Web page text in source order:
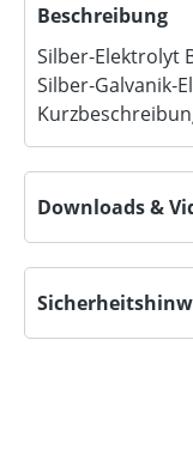
Beschreibung
Silber‑Elektrolyt
Downloads &